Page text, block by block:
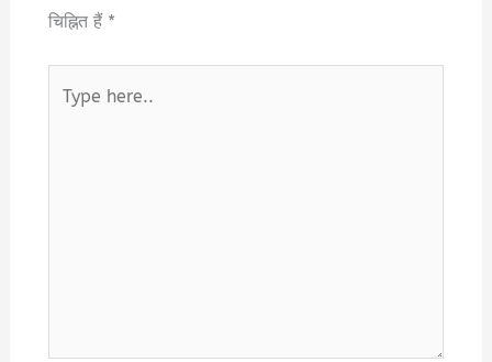
चिह्नित हैं *
here..